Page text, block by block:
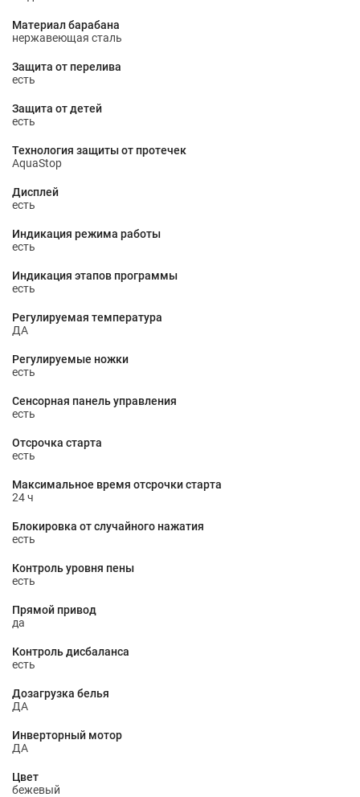
Материал барабана
нержавеющая сталь
Защита от перелива
есть
Защита от детей
есть
Технология защиты от протечек
AquaStop
Дисплей
есть
Индикация режима работы
есть
Индикация этапов программы
есть
Регулируемая температура
ДА
Регулируемые ножки
есть
Сенсорная панель управления
есть
Отсрочка старта
есть
Максимальное время отсрочки старта
24 ч
Блокировка от случайного нажатия
есть
Контроль уровня пены
есть
Прямой привод
да
Контроль дисбаланса
есть
Дозагрузка белья
ДА
Инверторный мотор
ДА
Цвет
бежевый